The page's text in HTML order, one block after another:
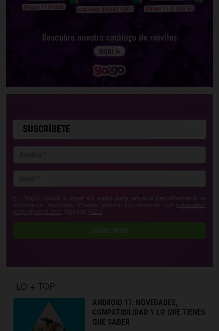
SUSCRÍBETE
En Yoigo vamos a tratar tus datos para enviarte periódicamente la
información solicitada. Puedes ejercitar tus derechos con privacidad-
yoigo@yoigo.com . Más Info AQUÍ
¡SÍGUENOS!
LO + TOP
ANDROID 17: NOVEDADES,
COMPATIBILIDAD Y LO QUE TIENES
QUE SABER